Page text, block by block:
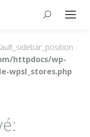
Buscar:
httpdocs/wp-
wpsl_stores.php